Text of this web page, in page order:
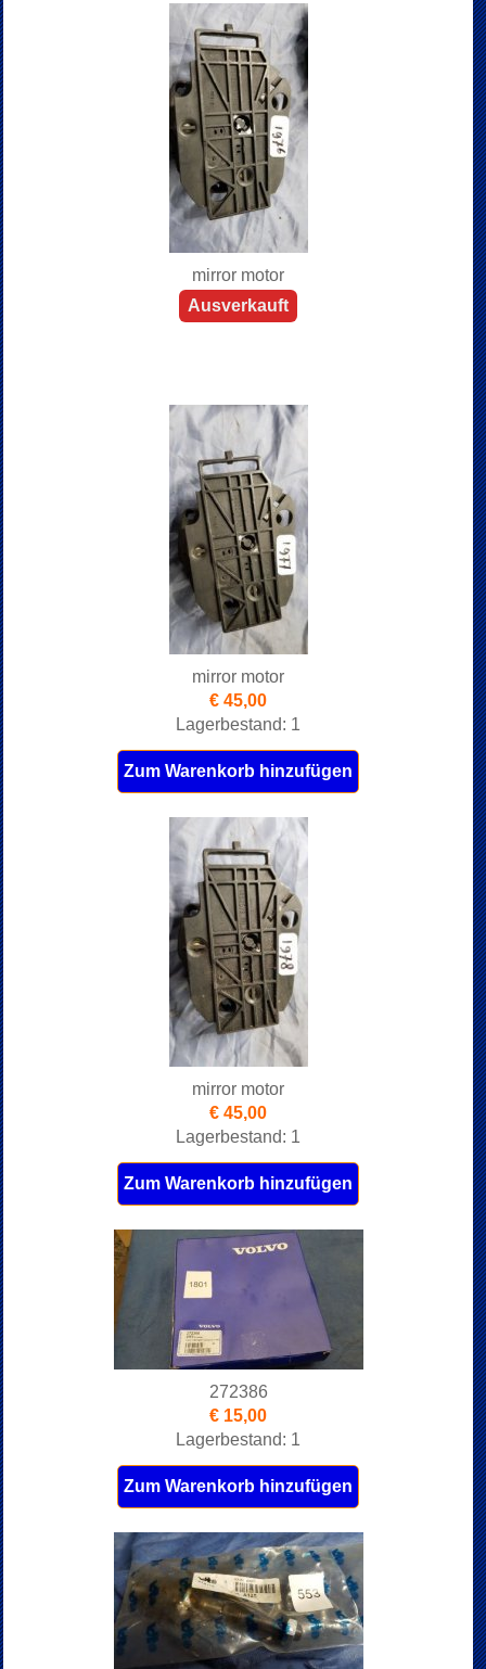
mirror motor
Ausverkauft
mirror motor
€ 45,00
Lagerbestand: 1
Zum Warenkorb hinzufügen
mirror motor
€ 45,00
Lagerbestand: 1
Zum Warenkorb hinzufügen
272386
€ 15,00
Lagerbestand: 1
Zum Warenkorb hinzufügen